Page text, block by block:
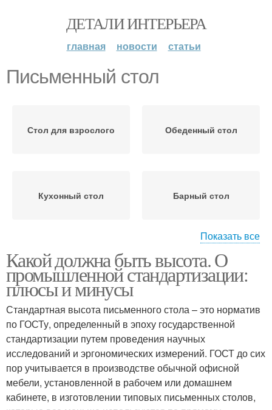
ДЕТАЛИ ИНТЕРЬЕРА
главная новости статьи
Письменный стол
Стол для взрослого Обеденный стол
Кухонный стол Барный стол
Стол от высоты Стол по росту
Компьютерный стол
Осанка за
компьютерным столом
Стол для ребенка Письменные столы
Показать все
Какой должна быть высота. О
промышленной стандартизации:
плюсы и минусы
Стандартная высота письменного стола – это норматив
по ГОСТу, определенный в эпоху государственной
стандартизации путем проведения научных
исследований и эргономических измерений. ГОСТ до сих
пор учитывается в производстве обычной офисной
мебели, установленной в рабочем или домашнем
кабинете, в изготовлении типовых письменных столов,